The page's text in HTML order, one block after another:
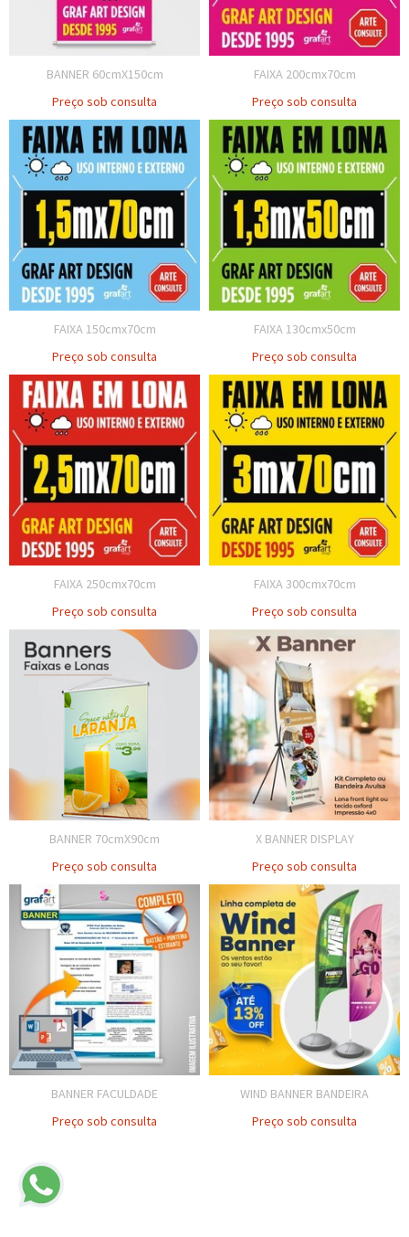
BANNER 60cmX150cm
Preço sob consulta
FAIXA 200cmx70cm
Preço sob consulta
FAIXA 150cmx70cm
Preço sob consulta
FAIXA 130cmx50cm
Preço sob consulta
FAIXA 250cmx70cm
Preço sob consulta
FAIXA 300cmx70cm
Preço sob consulta
BANNER 70cmX90cm
Preço sob consulta
X BANNER DISPLAY
Preço sob consulta
BANNER FACULDADE
Preço sob consulta
WIND BANNER BANDEIRA
Preço sob consulta